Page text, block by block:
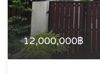
12,000,000฿